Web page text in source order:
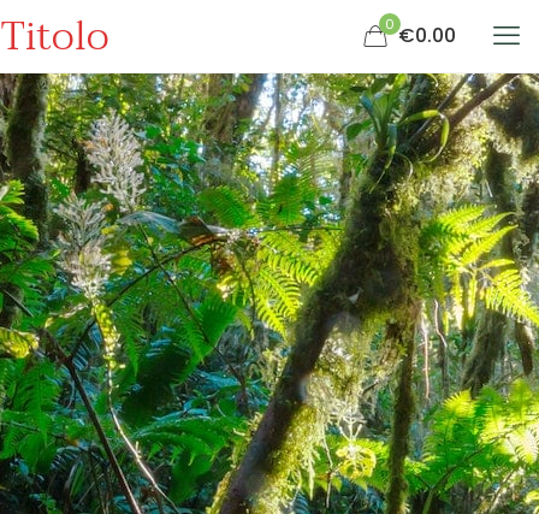
Titolo 0 €0.00